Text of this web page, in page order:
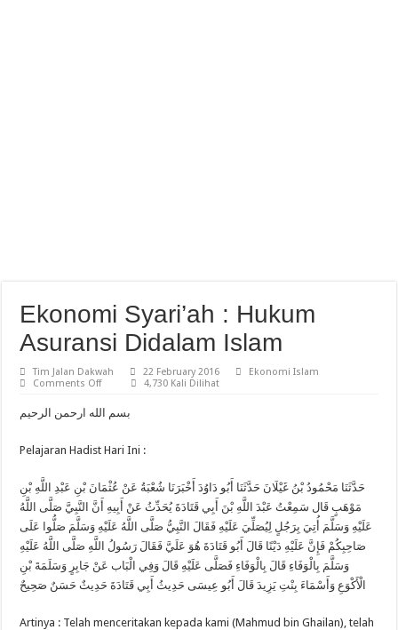
Ekonomi Syari’ah : Hukum
Asuransi Didalam Islam
Tim Jalan Dakwah 22 February 2016
Ekonomi Islam
Comments Offon
:
Didalam
4,730 Kali Dilihat
بسم الله ارحمن الرحيم
Pelajaran Hadist Hari Ini :
حَدَّثَنَا مَحْمُودُ بْنُ غَيْلَانَ حَدَّثَنَا أَبُو دَاوُدَ أَخْبَرَنَا شُعْبَةُ عَنْ عُثْمَانَ بْنِ عَبْدِ اللَّهِ بْنِ
مَوْهَبٍ قَال سَمِعْتُ عَبْدَ اللَّهِ بْنَ أَبِي قَتَادَةَ يُحَدِّثُ عَنْ أَبِيهِ أَنَّ النَّبِيَّ صَلَّى اللَّهُ
عَلَيْهِ وَسَلَّمَ أُتِيَ بِرَجُلٍ لِيُصَلِّيَ عَلَيْهِ فَقَالَ النَّبِيُّ صَلَّى اللَّهُ عَلَيْهِ وَسَلَّمَ صَلُّوا عَلَى
صَاحِبِكُمْ فَإِنَّ عَلَيْهِ دَيْنًا قَالَ أَبُو قَتَادَةَ هُوَ عَلَيَّ فَقَالَ رَسُولُ اللَّهِ صَلَّى اللَّهُ عَلَيْهِ
وَسَلَّمَ بِالْوَفَاءِ قَالَ بِالْوَفَاءِ فَصَلَّى عَلَيْهِ قَالَ وَفِي الْبَاب عَنْ جَابِرٍ وَسَلَمَةَ بْنِ
الْأَكْوَعِ وَأَسْمَاءَ بِنْتِ يَزِيدَ قَالَ أَبُو عِيسَى حَدِيثُ أَبِي قَتَادَةَ حَدِيثٌ حَسَنٌ صَحِيحٌ
Artinya : Telah menceritakan kepada kami (Mahmud bin Ghailan), telah